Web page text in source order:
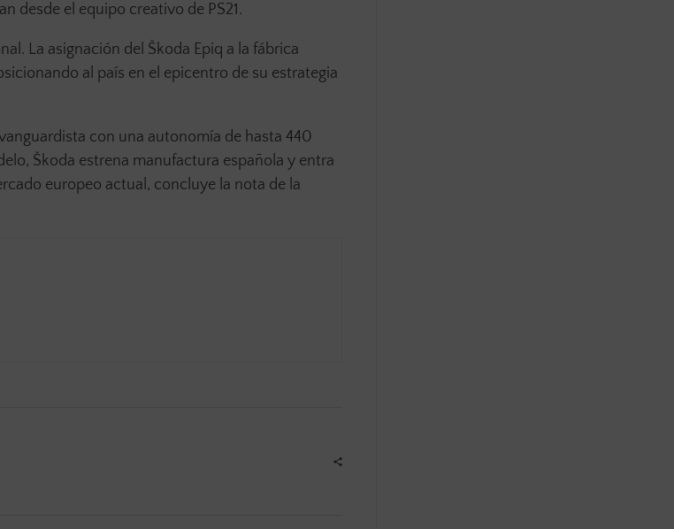
desde el equipo creativo de PS21.
La asignación del Škoda Epiq a la fábrica
al país en el epicentro de su estrategia
con una autonomía de hasta 440
Škoda estrena manufactura española y entra
europeo actual, concluye la nota de la